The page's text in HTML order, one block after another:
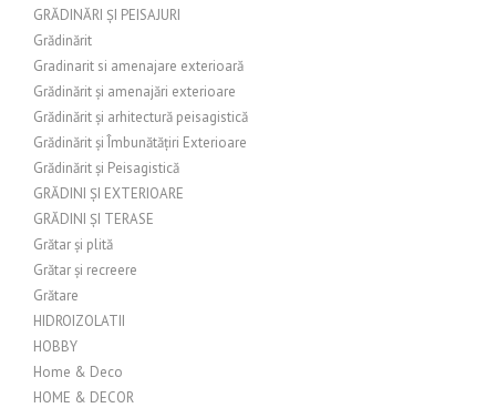
GRĂDINĂRI ȘI PEISAJURI
Grădinărit
Gradinarit si amenajare exterioară
Grădinărit și amenajări exterioare
Grădinărit și arhitectură peisagistică
Grădinărit și Îmbunătățiri Exterioare
Grădinărit și Peisagistică
GRĂDINI ȘI EXTERIOARE
GRĂDINI ȘI TERASE
Grătar și plită
Grătar și recreere
Grătare
HIDROIZOLATII
HOBBY
Home & Deco
HOME & DECOR